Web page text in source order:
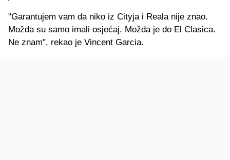
"Garantujem vam da niko iz Cityja i Reala nije znao.
Možda su samo imali osjećaj. Možda je do El Clasica.
Ne znam", rekao je Vincent Garcia.